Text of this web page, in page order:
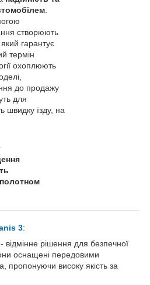
створюють
, який гарантує
термін
охоплюють
до продажу
для
швидку їзду, на
полотном
3:
- відмінне рішення для безпечної
оснащені передовими
пропонуючи високу якість за